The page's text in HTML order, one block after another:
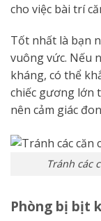
cho việc bài trí
Tốt nhất là bạn
vuông vức. Nếu
kháng, có thể
chiếc gương lớn
nên cảm giác
Tránh các
Phòng bị bịt